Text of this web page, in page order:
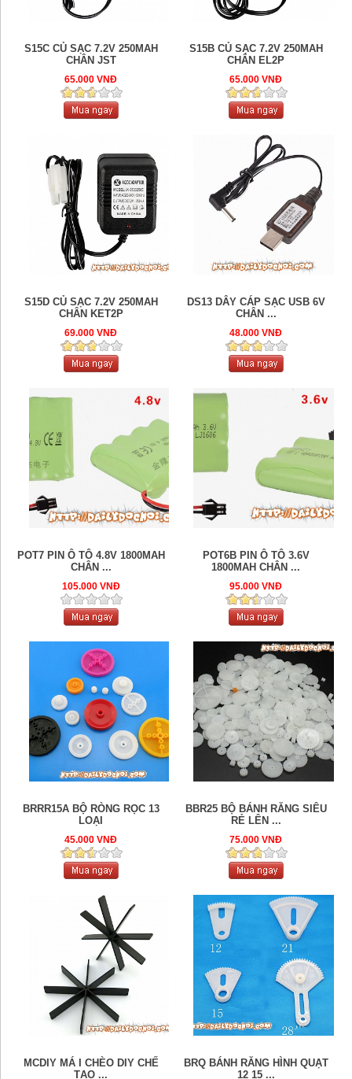
S15C CỦ SẠC 7.2V 250MAH
CHÂN JST
65.000 VNĐ
S15B CỦ SẠC 7.2V 250MAH
CHÂN EL2P
65.000 VNĐ
S15D CỦ SẠC 7.2V 250MAH
CHÂN KET2P
69.000 VNĐ
DS13 DÂY CÁP SẠC USB 6V
CHÂN ...
48.000 VNĐ
POT7 PIN Ô TÔ 4.8V 1800MAH
CHÂN ...
105.000 VNĐ
POT6B PIN Ô TÔ 3.6V
1800MAH CHÂN ...
95.000 VNĐ
BRRR15A BỘ RÒNG RỌC 13
LOẠI
45.000 VNĐ
BBR25 BỘ BÁNH RĂNG SIÊU
RẺ LÊN ...
75.000 VNĐ
MCDIY MÁ I CHÈO DIY CHẾ
TẠO ...
BRQ BÁNH RĂNG HÌNH QUẠT
12 15 ...